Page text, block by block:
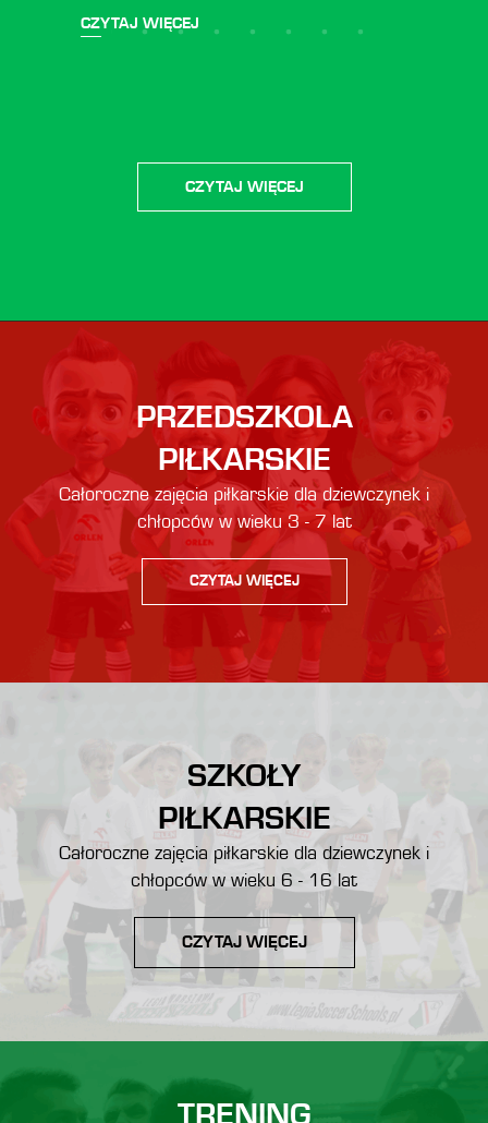
CZYTAJ WIĘCEJ
CZYTAJ WIĘCEJ
PRZEDSZKOLA
PIŁKARSKIE
Całoroczne zajęcia piłkarskie dla dziewczynek i
chłopców w wieku 3 - 7 lat
CZYTAJ WIĘCEJ
SZKOŁY
PIŁKARSKIE
Całoroczne zajęcia piłkarskie dla dziewczynek i
chłopców w wieku 6 - 16 lat
CZYTAJ WIĘCEJ
TRENING